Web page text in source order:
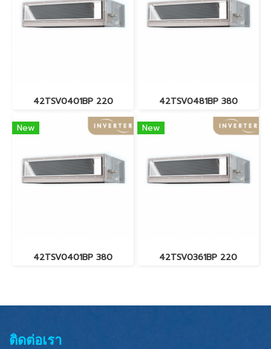
42TSV0401BP 220 42TSV0481BP 380
New
42TSV0401BP 380
New
42TSV0361BP 220
ติดต่อเรา